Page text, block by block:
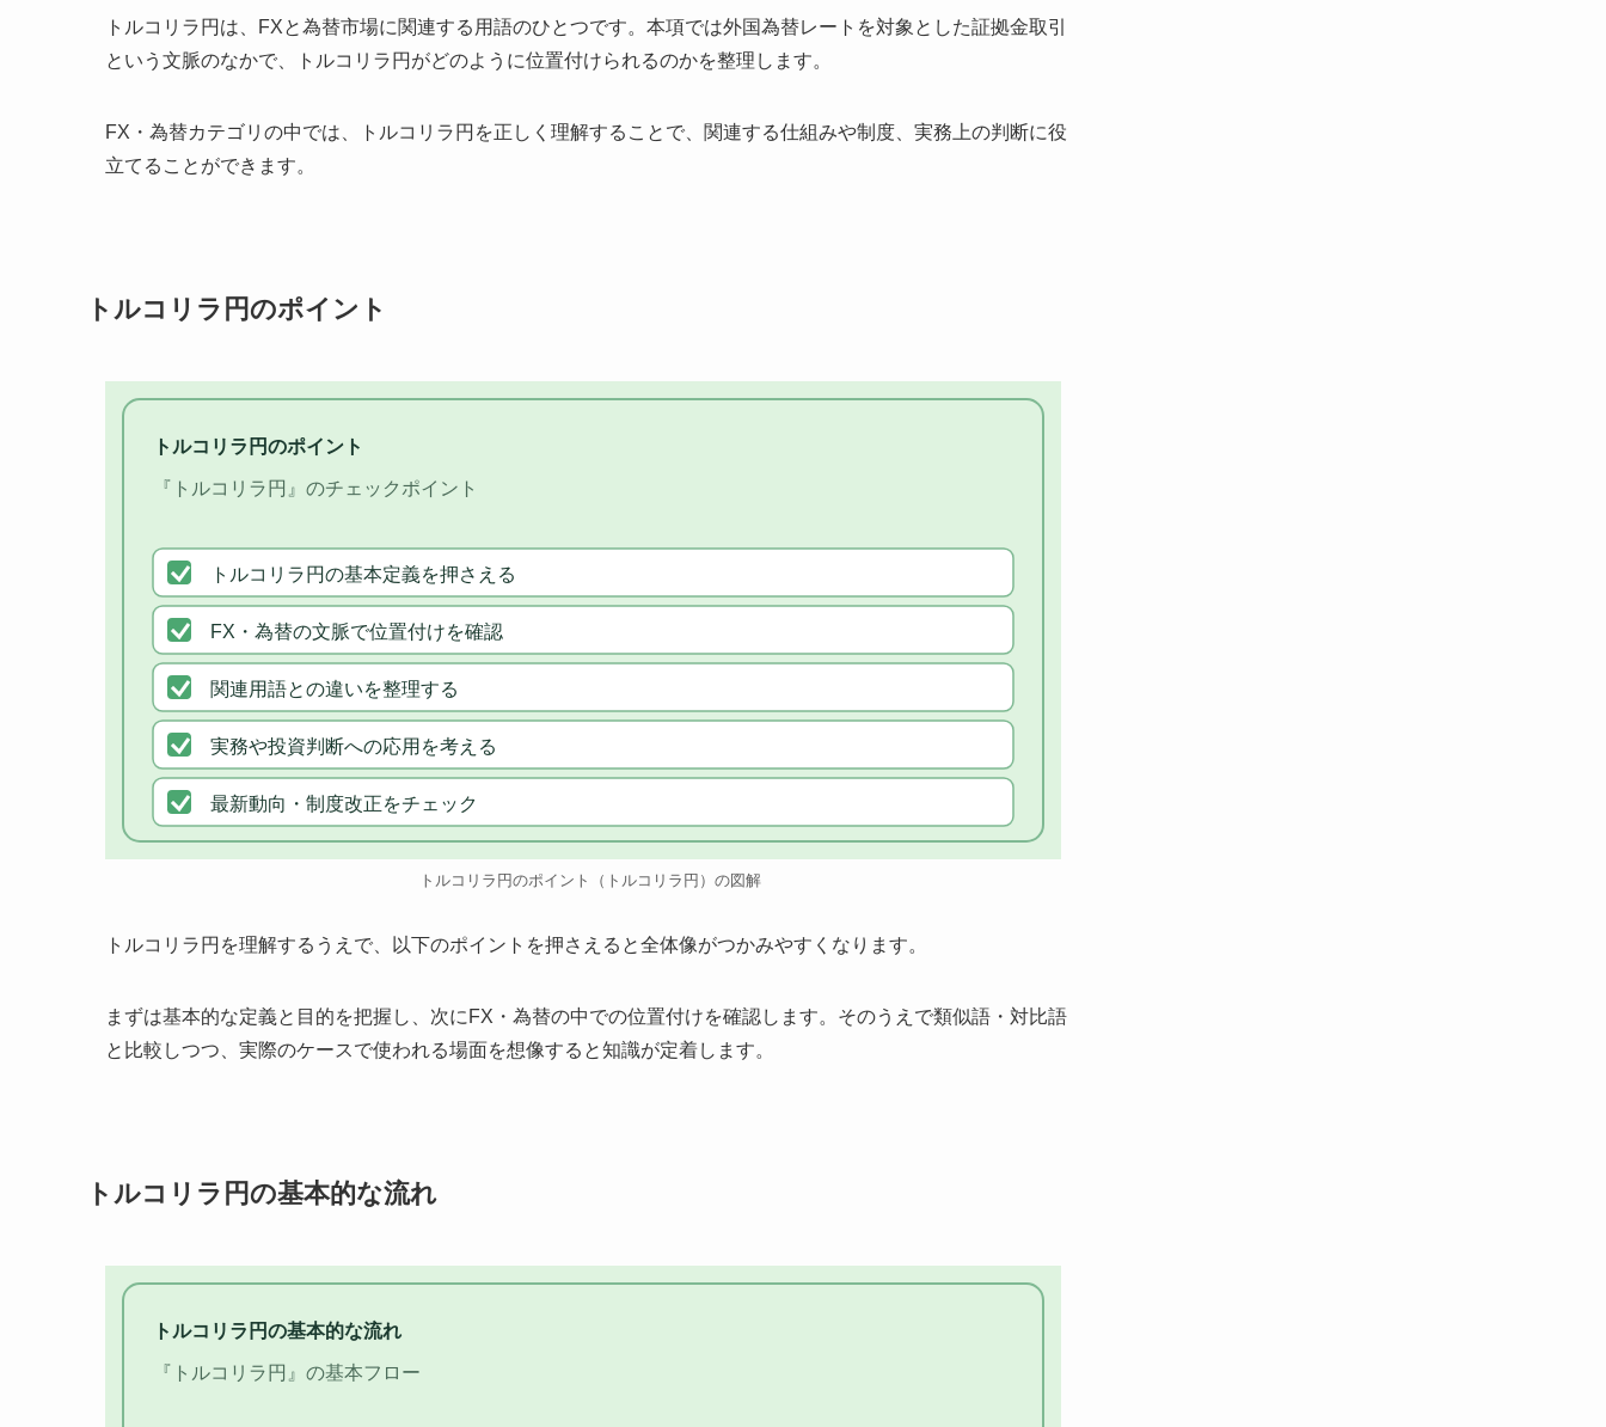
トルコリラ円は、FXと為替市場に関連する用語のひとつです。本項では外国為替レートを対象とした証拠金取引
という文脈のなかで、トルコリラ円がどのように位置付けられるのかを整理します。
FX・為替カテゴリの中では、トルコリラ円を正しく理解することで、関連する仕組みや制度、実務上の判断に役
立てることができます。
トルコリラ円のポイント
トルコリラ円のポイント
『トルコリラ円』のチェックポイント
トルコリラ円の基本定義を押さえる
FX・為替の文脈で位置付けを確認
関連用語との違いを整理する
実務や投資判断への応用を考える
最新動向・制度改正をチェック
トルコリラ円のポイント（トルコリラ円）の図解
トルコリラ円を理解するうえで、以下のポイントを押さえると全体像がつかみやすくなります。
まずは基本的な定義と目的を把握し、次にFX・為替の中での位置付けを確認します。そのうえで類似語・対比語
と比較しつつ、実際のケースで使われる場面を想像すると知識が定着します。
トルコリラ円の基本的な流れ
トルコリラ円の基本的な流れ
『トルコリラ円』の基本フロー